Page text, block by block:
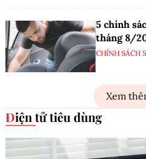
5 chính
tháng 8/
CHÍNH SÁCH
Xem
Điện tử tiêu dùng